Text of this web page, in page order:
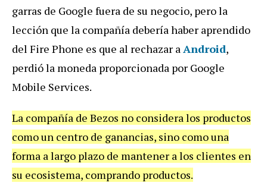
garras de Google fuera de su negocio, pero la
lección que la compañía debería haber aprendido
del Fire Phone es que al rechazar aAndroid,
perdió la moneda proporcionada por Google
Mobile Services.
La compañía de Bezos no considera los productos
como un centro de ganancias, sino como una
forma a largo plazo de mantener a los clientes en
su ecosistema, comprando productos.